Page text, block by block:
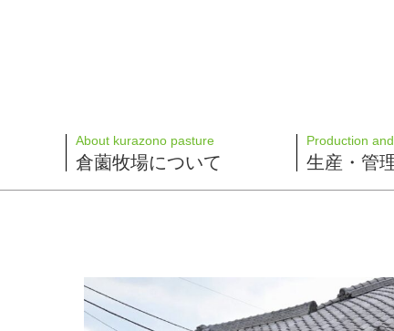
About kurazono pasture
倉薗牧場について
Production
生産・管